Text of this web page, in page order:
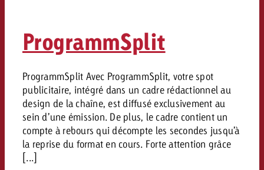
ProgrammSplit
ProgrammSplit Avec ProgrammSplit, votre spot
publicitaire, intégré dans un cadre rédactionnel au
design de la chaîne, est diffusé exclusivement au
sein d’une émission. De plus, le cadre contient un
compte à rebours qui décompte les secondes jusqu’à
la reprise du format en cours. Forte attention grâce
[...]